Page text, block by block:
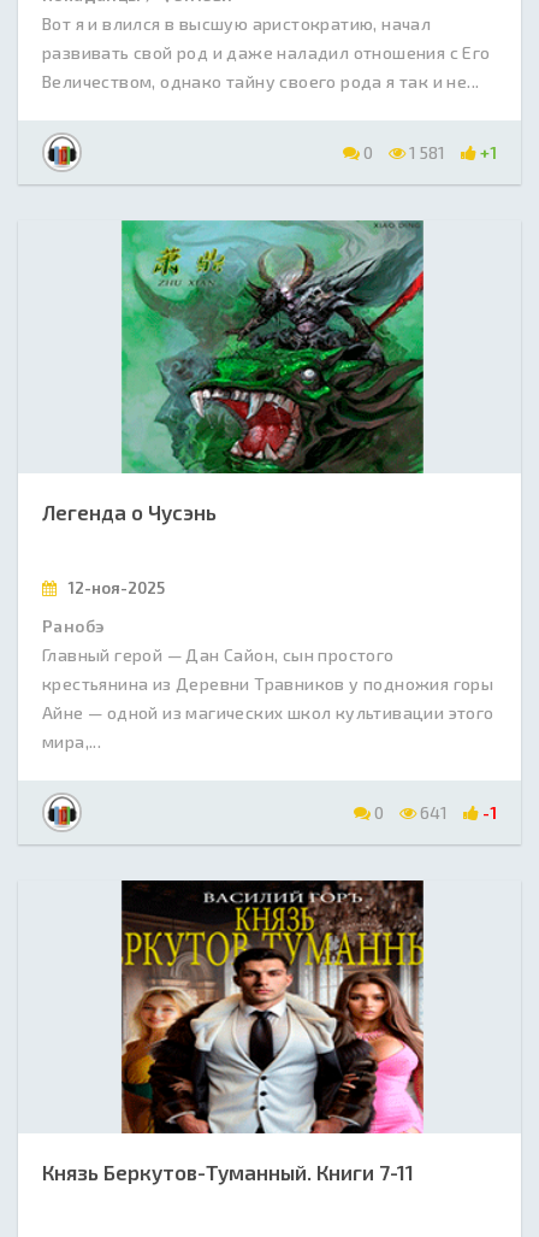
Вот я и влился в высшую аристократию, начал
развивать свой род и даже наладил отношения с Его
Величеством, однако тайну своего рода я так и не...
0 1 581 +1
Легенда о Чусэнь
12-ноя-2025
Ранобэ
Главный герой — Дан Сайон, сын простого
крестьянина из Деревни Травников у подножия горы
Айне — одной из магических школ культивации этого
мира,...
0 641 -1
Князь Беркутов-Туманный. Книги 7-11